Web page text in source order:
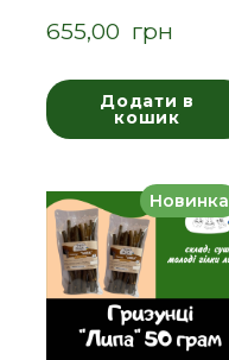
655,00  грн
Додати в
кошик
Новинка